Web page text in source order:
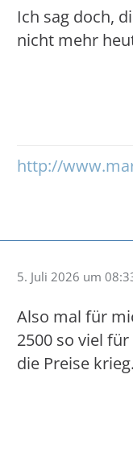
Ich sag doch,
nicht mehr
http://
5. Juli 2026 um
Also mal für
2500 so viel
die Preise krieg.